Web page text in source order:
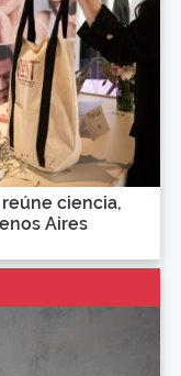
ciencia,
Aires